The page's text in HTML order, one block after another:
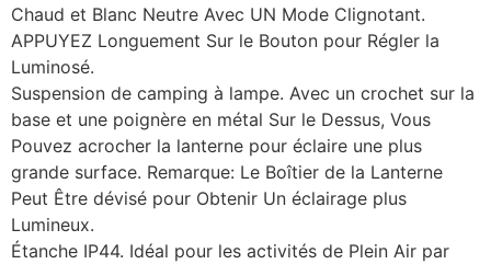
Chaud et Blanc Neutre Avec UN Mode Clignotant.
APPUYEZ Longuement Sur le Bouton pour Régler la
Luminosé.
Suspension de camping à lampe. Avec un crochet sur la
base et une poignère en métal Sur le Dessus, Vous
Pouvez acrocher la lanterne pour éclaire une plus
grande surface. Remarque: Le Boîtier de la Lanterne
Peut Être dévisé pour Obtenir Un éclairage plus
Lumineux.
Étanche IP44. Idéal pour les activités de Plein Air par